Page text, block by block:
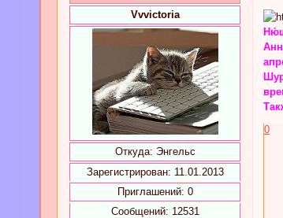
Vvvictoria
Откуда: Энгельс
Зарегистрирован: 11.01.2013
Приглашений: 0
Сообщений: 12531
0